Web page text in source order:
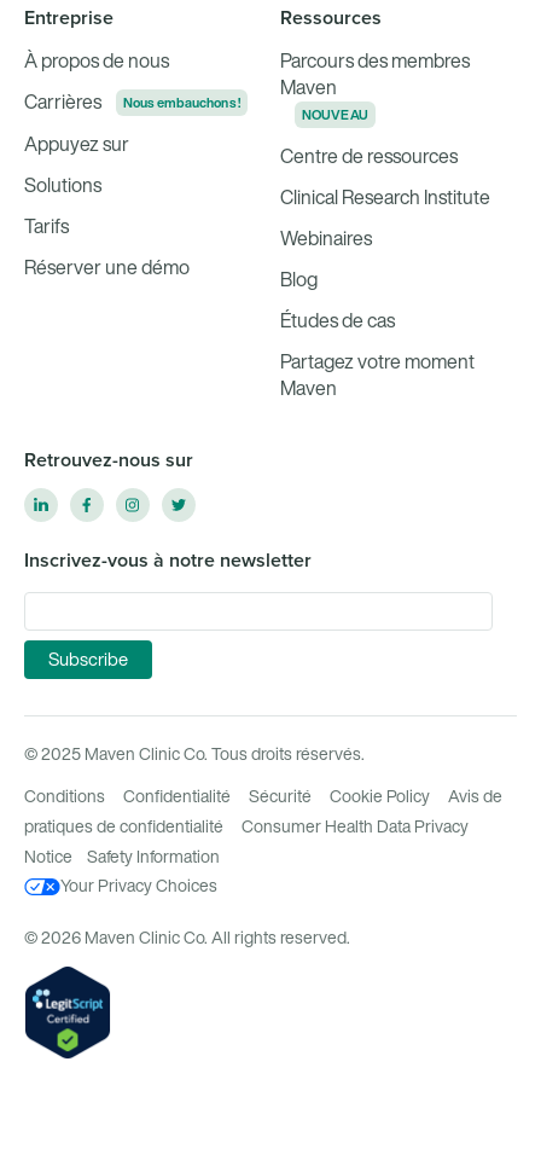
Entreprise
À propos de nous
Carrières
Nous embauchons !
Appuyez sur
Solutions
Tarifs
Réserver une démo
Ressources
Parcours des membres
Maven
NOUVEAU
Centre de ressources
Clinical Research Institute
Webinaires
Blog
Études de cas
Partagez votre moment
Maven
Retrouvez-nous sur
Inscrivez-vous à notre newsletter
© 2025 Maven Clinic Co. Tous droits réservés.
Conditions Confidentialité Sécurité Cookie Policy
Avis de
pratiques de confidentialité
Consumer Health Data Privacy
Notice
Safety Information
Your Privacy Choices
© 2026 Maven Clinic Co. All rights reserved.